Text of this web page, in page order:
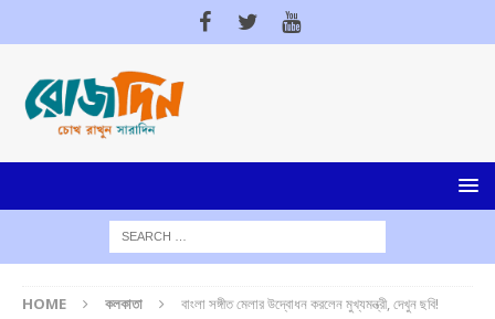
HOME কলকাতা বাংলা সঙ্গীত মেলার উদ্বোধন করলেন মুখ্যমন্ত্রী, দেখুন ছবি!